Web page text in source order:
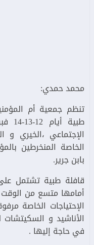
محمد حمدي:
تنظم جمعية أم
الإجتماعي ،الخيري
الخاصة المنخرطين
بابن جرير.
قافلة طبية تشتمل
أمامها متسع من
الإحتياجات الخاصة
الأناشيد و
في حاجة إليها .